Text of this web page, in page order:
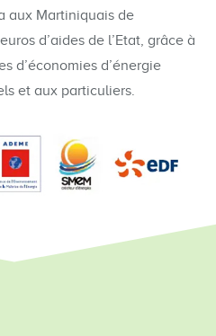
aux Martiniquais de
d’aides de l’Etat, grâce à
d’économies d’énergie
et aux particuliers.